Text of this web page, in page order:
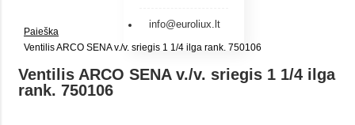
info@euroliux.lt
Paieška
Ventilis ARCO SENA v./v. sriegis 1 1/4 ilga rank. 750106
Ventilis ARCO SENA v./v. sriegis 1 1/4 ilga
rank. 750106